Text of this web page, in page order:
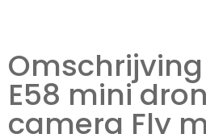
E58 mini
camera Fly